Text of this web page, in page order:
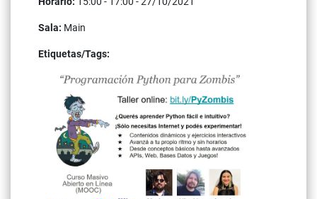
Sala: Main
Etiquetas/Tags: